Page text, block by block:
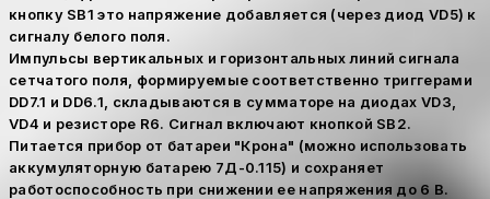
кнопку SB1 это напряжение добавляется (через диод VD5) к
сигналу белого поля.
Импульсы вертикальных и горизонтальных линий сигнала
сетчатого поля, формируемые соответственно триггерами
DD7.1 и DD6.1, складываются в сумматоре на диодах VD3,
VD4 и резисторе R6. Сигнал включают кнопкой SB2.
Питается прибор от батареи "Крона" (можно использовать
аккумуляторную батарею 7Д-0.115) и сохраняет
работоспособность при снижении ее напряжения до 6 В.